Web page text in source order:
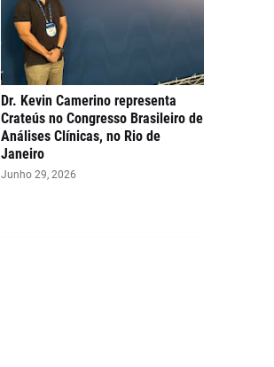
Dr. Kevin Camerino representa
Crateús no Congresso Brasileiro de
Análises Clínicas, no Rio de
Janeiro
Junho 29, 2026